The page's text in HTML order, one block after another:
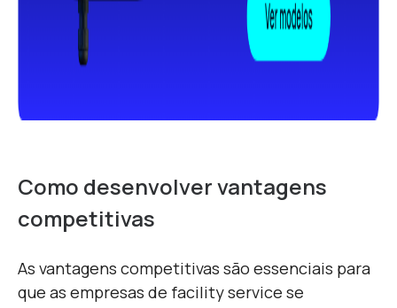
Como desenvolver vantagens
competitivas
As vantagens competitivas são essenciais para
que as empresas de facility service se